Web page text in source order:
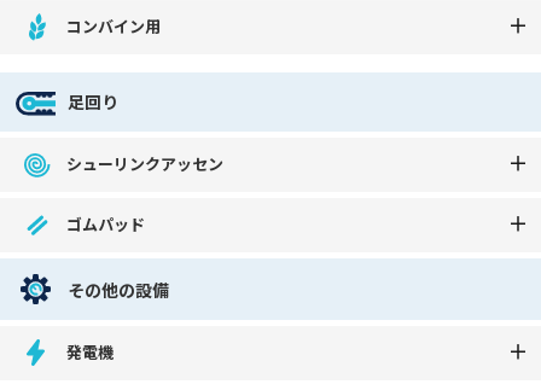
コンバイン用
足回り
シューリンクアッセン
ゴムパッド
その他の設備
発電機